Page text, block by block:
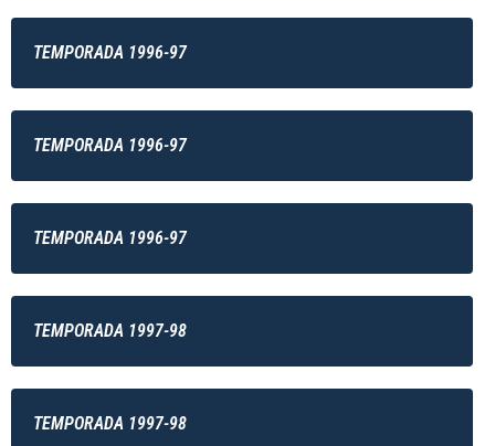
TEMPORADA 1996-97
TEMPORADA 1996-97
TEMPORADA 1996-97
TEMPORADA 1997-98
TEMPORADA 1997-98